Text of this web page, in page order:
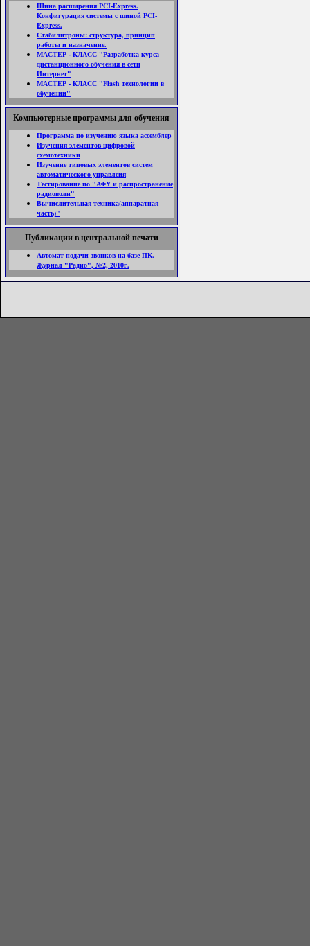
Шина расширения PCI-Express.
Конфигурация системы с шиной PCI-
Express.
Стабилитроны: структура, принцип
работы и назначение.
МАСТЕР - КЛАСС "Разработка курса
дистанционного обучения в сети
Интернет"
МАСТЕР - КЛАСС "Flash технологии в
обучении"
Компьютерные программы для обучения
Программа по изучению языка ассемблер
Изучения элементов цифровой
схемотехники
Изучение типовых элементов систем
автоматического управлеия
Тестирование по "АФУ и распространение
радиоволн"
Вычислительная техника(аппаратная
часть)"
Публикации в центральной печати
Автомат подачи звонков на базе ПК.
Журнал "Радио", №2, 2010г.